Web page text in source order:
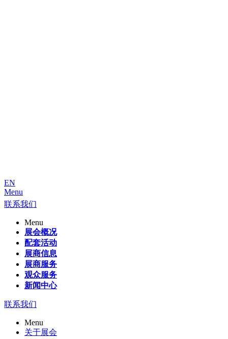
EN
Menu
联系我们
Menu
展会概况
配套活动
展商信息
展商服务
观众服务
新闻中心
联系我们
Menu
关于展会